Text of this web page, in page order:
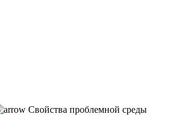
Свойства проблемной среды